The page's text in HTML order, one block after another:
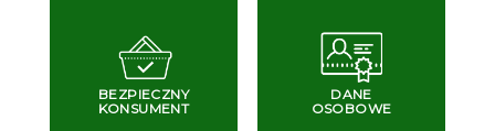
BEZPIECZNY
KONSUMENT
DANE
OSOBOWE